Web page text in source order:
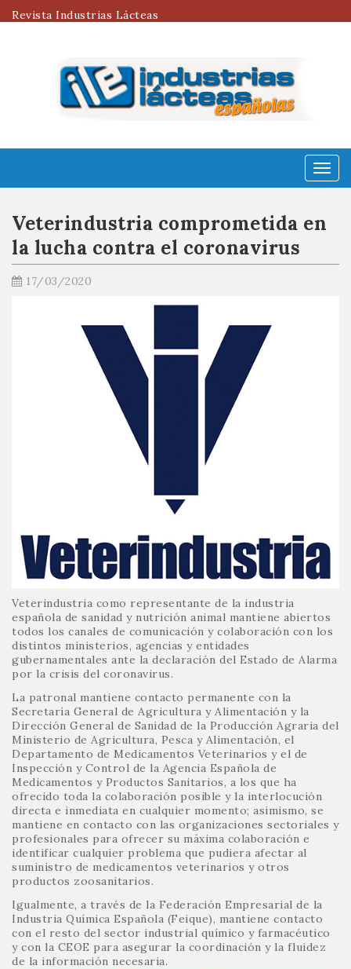
Revista Industrias Lácteas
Menú
Veterindustria comprometida en
la lucha contra el coronavirus
17/03/2020
Veterindustria como representante de la industria
española de sanidad y nutrición animal mantiene abiertos
todos los canales de comunicación y colaboración con los
distintos ministerios, agencias y entidades
gubernamentales ante la declaración del Estado de Alarma
por la crisis del coronavirus.
La patronal mantiene contacto permanente con la
Secretaría General de Agricultura y Alimentación y la
Dirección General de Sanidad de la Producción Agraria del
Ministerio de Agricultura, Pesca y Alimentación, el
Departamento de Medicamentos Veterinarios y el de
Inspección y Control de la Agencia Española de
Medicamentos y Productos Sanitarios, a los que ha
ofrecido toda la colaboración posible y la interlocución
directa e inmediata en cualquier momento; asimismo, se
mantiene en contacto con las organizaciones sectoriales y
profesionales para ofrecer su máxima colaboración e
identificar cualquier problema que pudiera afectar al
suministro de medicamentos veterinarios y otros
productos zoosanitarios.
Igualmente, a través de la Federación Empresarial de la
Industria Química Española (Feique), mantiene contacto
con el resto del sector industrial químico y farmacéutico
y con la CEOE para asegurar la coordinación y la fluidez
de la información necesaria.